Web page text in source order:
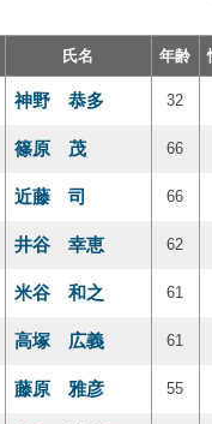
氏名 年齢
神野 恭多 32
篠原 茂 66
近藤 司 66
井谷 幸恵 62
米谷 和之 61
高塚 広義 61
藤原 雅彦 55